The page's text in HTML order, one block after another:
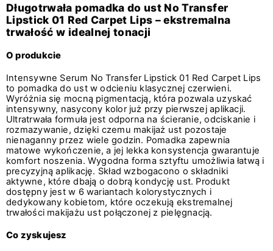
Długotrwała pomadka do ust No Transfer
Lipstick 01 Red Carpet Lips – ekstremalna
trwałość w idealnej tonacji
O produkcie
Intensywne Serum No Transfer Lipstick 01 Red Carpet Lips
to pomadka do ust w odcieniu klasycznej czerwieni.
Wyróżnia się mocną pigmentacją, która pozwala uzyskać
intensywny, nasycony kolor już przy pierwszej aplikacji.
Ultratrwała formuła jest odporna na ścieranie, odciskanie i
rozmazywanie, dzięki czemu makijaż ust pozostaje
nienaganny przez wiele godzin. Pomadka zapewnia
matowe wykończenie, a jej lekka konsystencja gwarantuje
komfort noszenia. Wygodna forma sztyftu umożliwia łatwą i
precyzyjną aplikację. Skład wzbogacono o składniki
aktywne, które dbają o dobrą kondycję ust. Produkt
dostępny jest w 6 wariantach kolorystycznych i
dedykowany kobietom, które oczekują ekstremalnej
trwałości makijażu ust połączonej z pielęgnacją.
Co zyskujesz